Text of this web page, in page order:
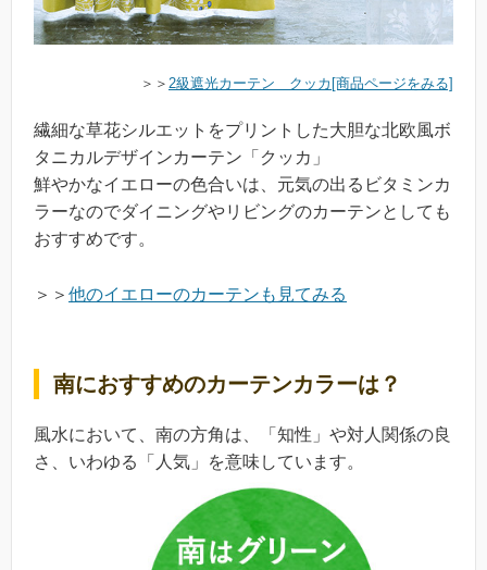
＞＞ 2級遮光カーテン クッカ[商品ページをみる]
繊細な草花シルエットをプリントした大胆な北欧風ボ
タニカルデザインカーテン「クッカ」
鮮やかなイエローの色合いは、元気の出るビタミンカ
ラーなのでダイニングやリビングのカーテンとしても
おすすめです。
＞＞ 他のイエローのカーテンも見てみる
南におすすめのカーテンカラーは？
風水において、南の方角は、「知性」や対人関係の良
さ、いわゆる「人気」を意味しています。